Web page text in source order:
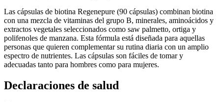
Las cápsulas de biotina Regenepure (90 cápsulas) combinan biotina
con una mezcla de vitaminas del grupo B, minerales, aminoácidos y
extractos vegetales seleccionados como saw palmetto, ortiga y
polifenoles de manzana. Esta fórmula está diseñada para aquellas
personas que quieren complementar su rutina diaria con un amplio
espectro de nutrientes. Las cápsulas son fáciles de tomar y
adecuadas tanto para hombres como para mujeres.
Declaraciones de salud